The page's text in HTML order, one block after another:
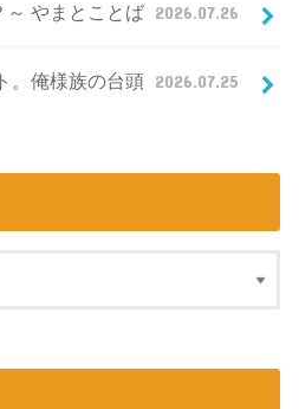
～ やまとことば 2026.07.26
。俺様族の台頭 2026.07.25